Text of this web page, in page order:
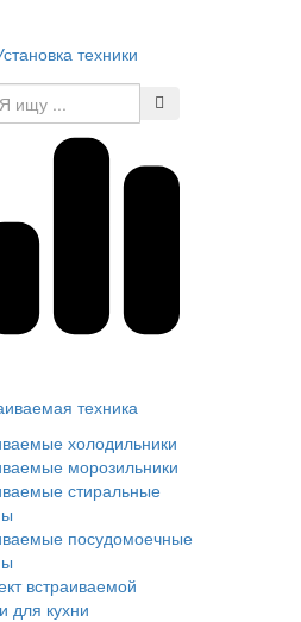
техники
техника
холодильники
морозильники
стиральные
посудомоечные
встраиваемой
для кухни